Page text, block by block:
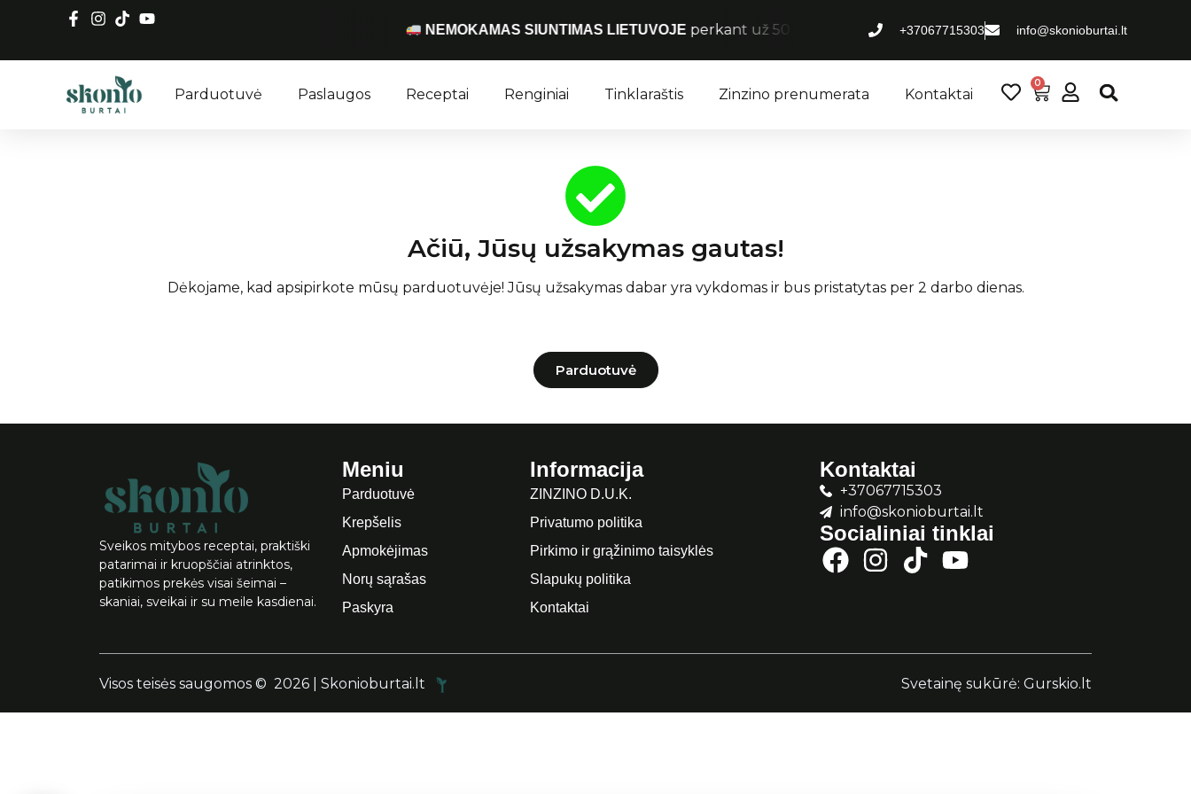
+37067715303 info@skonioburtai.lt
NEMOKAMAS SIUNTIMAS LIETUVOJEperkant už 50 € ir daugiau.
Parduotuvė Paslaugos Receptai Renginiai Tinklaraštis Zinzino prenumerata Kontaktai
0
Ačiū, Jūsų užsakymas gautas!
Dėkojame, kad apsipirkote mūsų parduotuvėje! Jūsų užsakymas dabar yra vykdomas ir bus pristatytas per 2 darbo dienas.
Parduotuvė
Sveikos mitybos receptai, praktiški
patarimai ir kruopščiai atrinktos,
patikimos prekės visai šeimai –
skaniai, sveikai ir su meile kasdienai.
Meniu
Parduotuvė
Krepšelis
Apmokėjimas
Norų sąrašas
Paskyra
Informacija
ZINZINO D.U.K.
Privatumo politika
Pirkimo ir grąžinimo taisyklės
Slapukų politika
Kontaktai
Kontaktai
+37067715303
info@skonioburtai.lt
Socialiniai tinklai
Visos teisės saugomos © 2026 Skonioburtai.lt Svetainę sukūrė: Gurskio.lt